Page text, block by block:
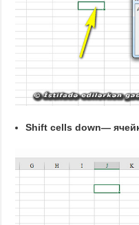
Shift cells down—